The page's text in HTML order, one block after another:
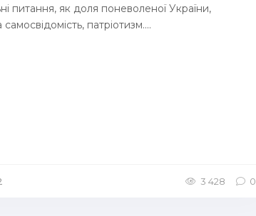
питання, як доля поневоленої України,
патріотизм....
3 428 0